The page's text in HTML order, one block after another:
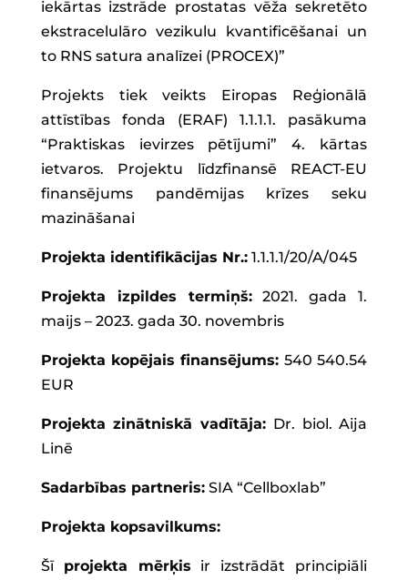
iekārtas izstrāde prostatas vēža sekretēto
ekstracelulāro vezikulu kvantificēšanai un
to RNS satura analīzei (PROCEX)”
Projekts tiek veikts Eiropas Reģionālā
attīstības fonda (ERAF) 1.1.1.1. pasākuma
“Praktiskas ievirzes pētījumi” 4. kārtas
ietvaros. Projektu līdzfinansē REACT-EU
finansējums pandēmijas krīzes seku
mazināšanai
Projekta identifikācijas Nr.:1.1.1.1/20/A/045
Projekta izpildes termiņš:2021. gada 1.
maijs – 2023. gada 30. novembris
Projekta kopējais finansējums:540 540.54
EUR
Projekta zinātniskā vadītāja: Dr. biol. Aija
Linē
Sadarbības partneris:SIA “Cellboxlab”
Projekta kopsavilkums:
Šī projekta mērķis ir izstrādāt principiāli